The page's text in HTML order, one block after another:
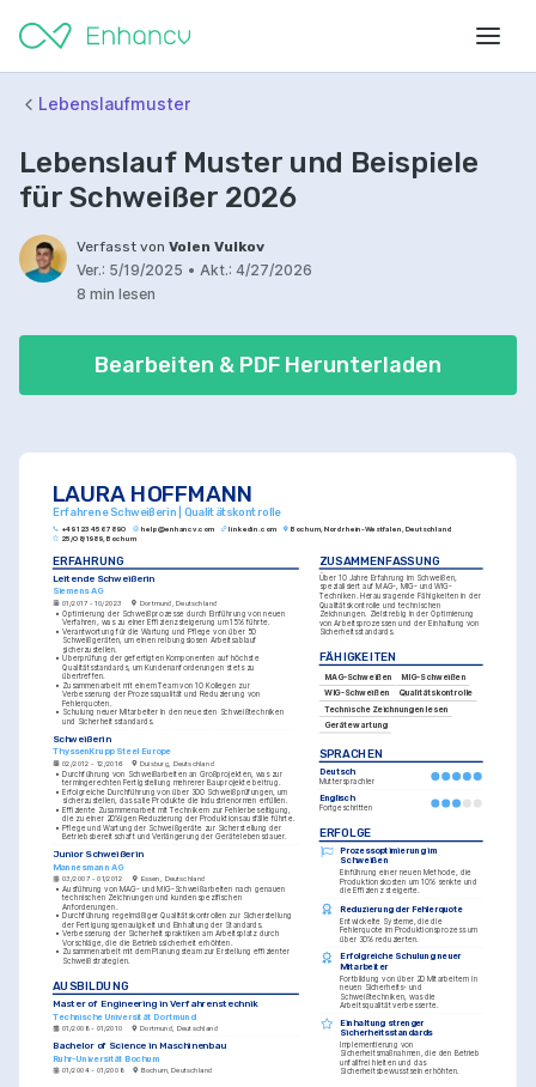
Lebenslaufmuster
Lebenslauf Muster und Beispiele
für Schweißer 2026
Verfasst von Volen Vulkov
Ver.: 5/19/2025 • Akt.: 4/27/2026
8 min lesen
Bearbeiten & PDF Herunterladen
LAURA HOFFMANN
Erfahrene Schweißerin | Qualitätskontrolle
+49 123 456 7890 help@enhancv.com linkedin.com Bochum, Nordrhein-Westfalen, Deutschland
25/08/1989, Bochum
ERFAHRUNG
Leitende Schweißerin
Siemens AG
01/2017 - 10/2023 Dortmund, Deutschland
• Optimierung der Schweißprozesse durch Einführung von neuen
Verfahren, was zu einer Effizienzsteigerung um 15% führte.
• Verantwortung für die Wartung und Pflege von über 50
Schweißgeräten, um einen reibungslosen Arbeitsablauf
sicherzustellen.
• Überprüfung der gefertigten Komponenten auf höchste
Qualitätsstandards, um Kundenanforderungen stets zu
übertreffen.
• Zusammenarbeit mit einem Team von 10 Kollegen zur
Verbesserung der Prozessqualität und Reduzierung von
Fehlerquoten.
• Schulung neuer Mitarbeiter in den neuesten Schweißtechniken
und Sicherheitsstandards.
Schweißerin
ThyssenKrupp Steel Europe
02/2012 - 12/2016 Duisburg, Deutschland
• Durchführung von Schweißarbeiten an Großprojekten, was zur
termingerechten Fertigstellung mehrerer Bauprojekte beitrug.
• Erfolgreiche Durchführung von über 300 Schweißprüfungen, um
sicherzustellen, dass alle Produkte die Industrienormen erfüllen.
• Effiziente Zusammenarbeit mit Technikern zur Fehlerbeseitigung,
die zu einer 20%igen Reduzierung der Produktionsausfälle führte.
• Pflege und Wartung der Schweißgeräte zur Sicherstellung der
Betriebsbereitschaft und Verlängerung der Gerätelebensdauer.
Junior Schweißerin
Mannesmann AG
03/2007 - 01/2012 Essen, Deutschland
• Ausführung von MAG- und MIG-Schweißarbeiten nach genauen
technischen Zeichnungen und kundenspezifischen
Anforderungen.
• Durchführung regelmäßiger Qualitätskontrollen zur Sicherstellung
der Fertigungsgenauigkeit und Einhaltung der Standards.
• Verbesserung der Sicherheitspraktiken am Arbeitsplatz durch
Vorschläge, die die Betriebssicherheit erhöhten.
• Zusammenarbeit mit dem Planungsteam zur Erstellung effizienter
Schweißstrategien.
AUSBILDUNG
Master of Engineering in Verfahrenstechnik
Technische Universität Dortmund
01/2008 - 01/2010 Dortmund, Deutschland
Bachelor of Science in Maschinenbau
Ruhr-Universität Bochum
01/2004 - 01/2008 Bochum, Deutschland
ZUSAMMENFASSUNG
Über 10 Jahre Erfahrung im Schweißen,
spezialisiert auf MAG-, MIG- und WIG-
Techniken. Herausragende Fähigkeiten in der
Qualitätskontrolle und technischen
Zeichnungen. Zielstrebig in der Optimierung
von Arbeitsprozessen und der Einhaltung von
Sicherheitsstandards.
FÄHIGKEITEN
MAG-Schweißen
MIG-Schweißen
WIG-Schweißen
Qualitätskontrolle
Technische Zeichnungen lesen
Gerätewartung
SPRACHEN
Deutsch
Muttersprachler
Englisch
Fortgeschritten
ERFOLGE
Prozessoptimierung im
Schweißen
Einführung einer neuen Methode, die
Produktionskosten um 10% senkte und
die Effizienz steigerte.
Reduzierung der Fehlerquote
Entwickelte Systeme, die die
Fehlerquote im Produktionsprozess um
über 30% reduzierten.
Erfolgreiche Schulung neuer
Mitarbeiter
Fortbildung von über 20 Mitarbeitern in
neuen Sicherheits- und
Schweißtechniken, was die
Arbeitsqualität verbesserte.
Einhaltung strenger
Sicherheitsstandards
Implementierung von
Sicherheitsmaßnahmen, die den Betrieb
unfallfrei hielten und das
Sicherheitsbewusstsein erhöhten.